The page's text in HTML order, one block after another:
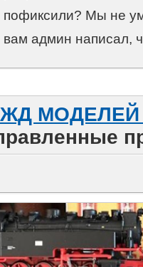
пофиксили? Мы не
вам админ написал,
МОДЕЛЕЙ